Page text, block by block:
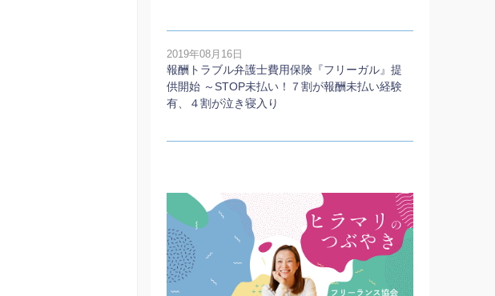
2019年08月16日
報酬トラブル弁護士費用保険『フリーガル』提
供開始 ～STOP未払い！７割が報酬未払い経験
有、４割が泣き寝入り